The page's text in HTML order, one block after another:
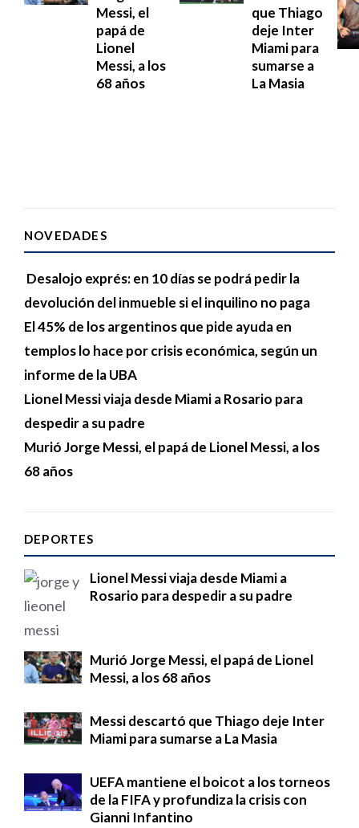
Messi, el
papá de
Lionel
Messi, a los
68 años
que Thiago
deje Inter
Miami para
sumarse a
La Masia
NOVEDADES
Desalojo exprés: en 10 días se podrá pedir la
devolución del inmueble si el inquilino no paga
El 45% de los argentinos que pide ayuda en
templos lo hace por crisis económica, según un
informe de la UBA
Lionel Messi viaja desde Miami a Rosario para
despedir a su padre
Murió Jorge Messi, el papá de Lionel Messi, a los
68 años
DEPORTES
Lionel Messi viaja desde Miami a
Rosario para despedir a su padre
Murió Jorge Messi, el papá de Lionel
Messi, a los 68 años
Messi descartó que Thiago deje Inter
Miami para sumarse a La Masia
UEFA mantiene el boicot a los torneos
de la FIFA y profundiza la crisis con
Gianni Infantino